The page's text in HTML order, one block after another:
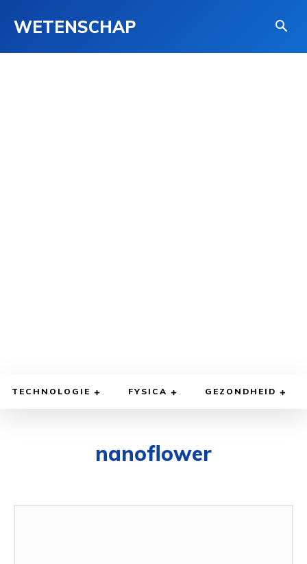
WETENSCHAP
TECHNOLOGIE FYSICA GEZONDHEID
nanoflower